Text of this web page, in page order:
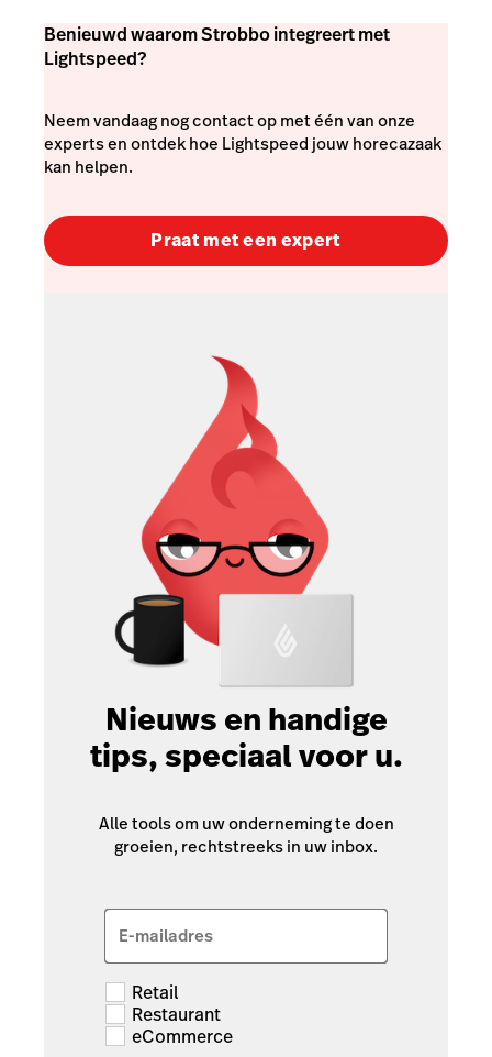
Benieuwd waarom Strobbo integreert met
Lightspeed?
Neem vandaag nog contact op met één van onze
experts en ontdek hoe Lightspeed jouw horecazaak
kan helpen.
Praat met een expert
Nieuws en handige
tips, speciaal voor u.
Alle tools om uw onderneming te doen
groeien, rechtstreeks in uw inbox.
E-mailadres
Retail
Restaurant
eCommerce